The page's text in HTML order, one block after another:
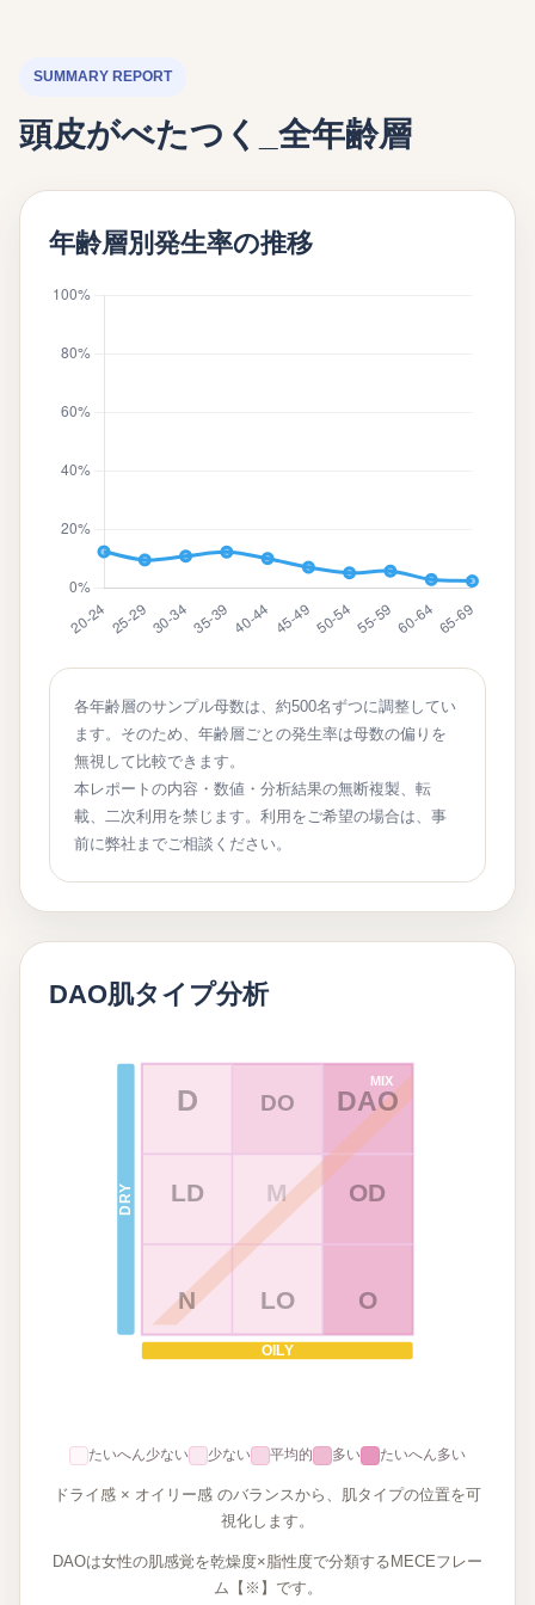
SUMMARY REPORT
頭皮がべたつく_全年齢層
年齢層別発生率の推移
各年齢層のサンプル母数は、約500名ずつに調整してい
ます。そのため、年齢層ごとの発生率は母数の偏りを
無視して比較できます。
本レポートの内容・数値・分析結果の無断複製、転
載、二次利用を禁じます。利用をご希望の場合は、事
前に弊社までご相談ください。
DAO肌タイプ分析
DRY
OILY
MIX
D DO DAO
LD M OD
N LO O
たいへん少ない 少ない 平均的 多い たいへん多い
ドライ感 × オイリー感 のバランスから、肌タイプの位置を可
視化します。
DAOは女性の肌感覚を乾燥度×脂性度で分類するMECEフレー
ム【※】です。